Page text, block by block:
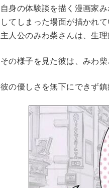
自身の体験談を描く漫画家
してしまった場面が描かれて
主人公のみわ柴さんは、生
その様子を見た彼は、みわ
彼の優しさを無下にできず